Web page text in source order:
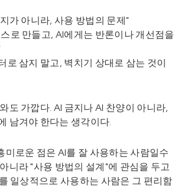
가 아니라, 사용 방법의 문제"
로 만들고, AI에게는 반론이나 개선점을
로 삼지 말고, 벽치기 상대로 삼는 것이
도 가깝다. AI 금지나 AI 찬양이 아니라,
남겨야 한다는 생각이다.
미로운 점은 AI를 잘 사용하는 사람일수
니라 "사용 방법의 설계"에 관심을 두고
일상적으로 사용하는 사람은 그 편리함